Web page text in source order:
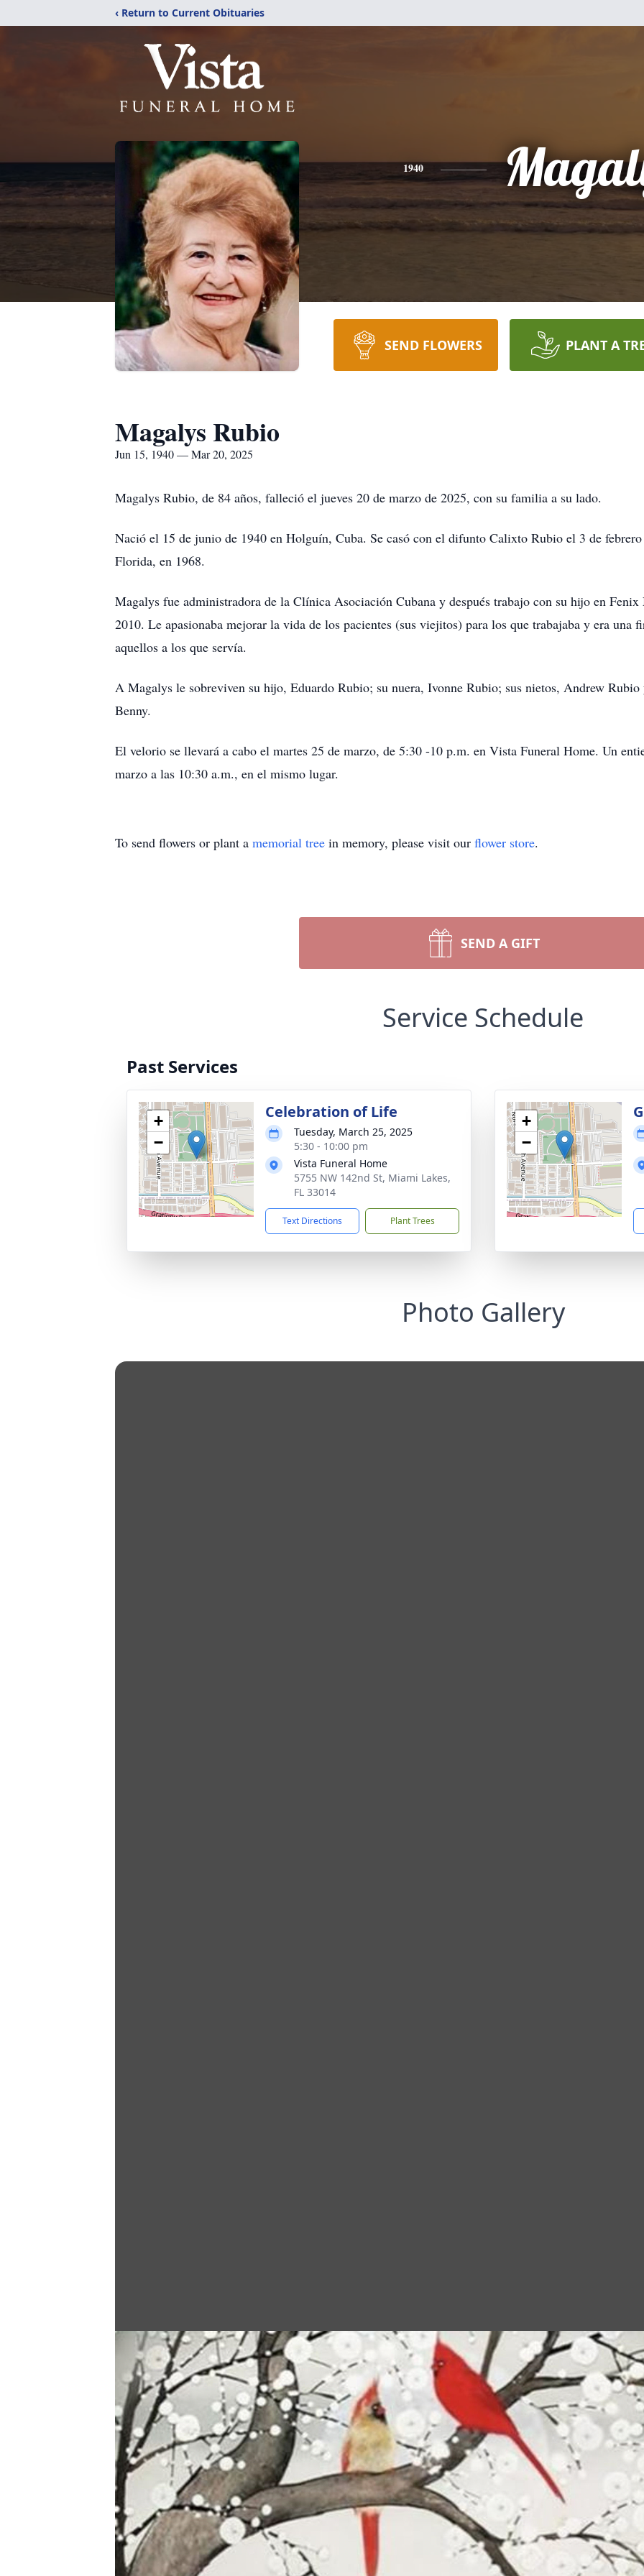
‹ Return to Current Obituaries
1940
SEND FLOWERS PLANT A
Magalys Rubio
Jun 15, 1940 — Mar 20, 2025
Magalys Rubio, de 84 años, falleció el jueves 20 de marzo de 2025, con su familia a su lado.
Nació el 15 de junio de 1940 en Holguín, Cuba. Se casó con el difunto Calixto Rubio el 3 de
Florida, en 1968.
Magalys fue administradora de la Clínica Asociación Cubana y después trabajo con su hijo en
2010. Le apasionaba mejorar la vida de los pacientes (sus viejitos) para los que trabajaba y era una
aquellos a los que servía.
A Magalys le sobreviven su hijo, Eduardo Rubio; su nuera, Ivonne Rubio; sus nietos, Andrew
Benny.
El velorio se llevará a cabo el martes 25 de marzo, de 5:30 -10 p.m. en Vista Funeral Home. Un
marzo a las 10:30 a.m., en el mismo lugar.
To send flowers or plant a memorial tree in memory, please visit our flower store.
SEND A GIFT
Service Schedule
Past Services
+
−
Celebration of Life
Tuesday, March 25, 2025
5:30 - 10:00 pm
Vista Funeral Home
5755 NW 142nd St, Miami Lakes,
FL 33014
Text Directions Plant Trees
+
−
Photo Gallery